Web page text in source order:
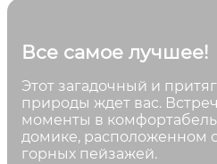
Все самое лучшее!
Этот загадочный и
природы ждет вас.
моменты в
домике, расположенном
горных пейзажей.